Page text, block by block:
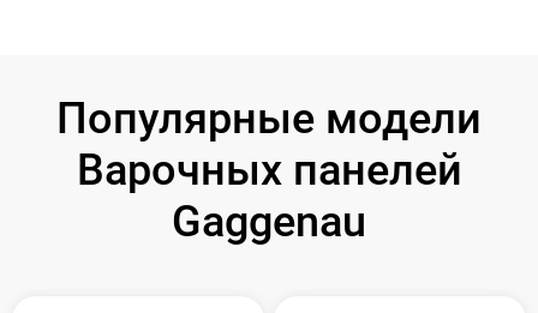
Популярные модели
Варочных панелей
Gaggenau